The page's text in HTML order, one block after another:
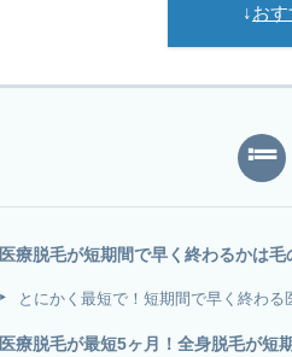
↓お
医療脱毛が短期間で早く終わるかは毛
とにかく最短で！短期間で早く終わる
医療脱毛が最短5ヶ月！全身脱毛が短